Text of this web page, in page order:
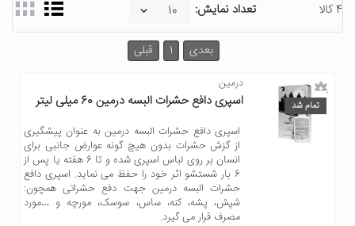
4 کالا تعداد نمایش:
قبلی 1 بعدی
تمام شد
درمین
اسپری دافع حشرات البسه درمین 60 میلی لیتر
اسپری دافع حشرات البسه درمین به عنوان پیشگیری
از گزش حشرات بدون هیچ گونه عوارض جانبی برای
انسان بر روی لباس اسپری شده و تا 6 هفته یا پس از
6 بار شستشو اثر خود را حفظ می نماید. اسپری دافع
حشرات البسه درمین جهت دفع حشراتی همچون:
شپش، پشه، کنه، ساس، سوسک، مورچه و …مورد
مصرف قرار می گیرد.